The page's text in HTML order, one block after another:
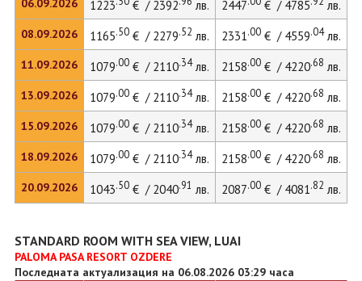
06.09.2026
08.09.2026
11.09.2026
13.09.2026
15.09.2026
18.09.2026
20.09.2026
1223 € / 2392 лв. 2447 € / 4785 лв.
1165.50€ / 2279.52 лв. 2331.00€ / 4559.04лв.
1079.00€ / 2110.34лв. 2158.00€ / 4220.68 лв.
1079.00€ / 2110.34лв. 2158.00€ / 4220.68 лв.
1079.00€ / 2110.34лв. 2158.00€ / 4220.68 лв.
1079.00€ / 2110.34лв. 2158.00€ / 4220.68 лв.
1043.50€ / 2040.91 лв. 2087.00€ / 4081.82 лв.
STANDARD ROOM WITH SEA VIEW, LUAI
PALOMA PASA RESORT OZDERE
Последната актуализация на 06.08.2026 03:29 часа